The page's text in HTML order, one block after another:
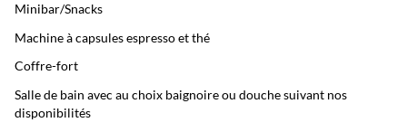
Minibar/Snacks
Machine à capsules espresso et thé
Coffre-fort
Salle de bain avec au choix baignoire ou douche suivant nos
disponibilités